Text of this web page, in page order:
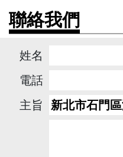
聯絡我們
姓名
電話
主旨